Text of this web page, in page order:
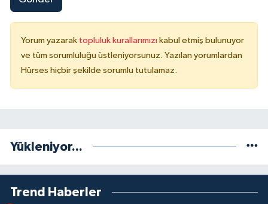
Yorum yazarak topluluk kurallarımızı kabul etmiş bulunuyor
ve tüm sorumluluğu üstleniyorsunuz. Yazılan yorumlardan
Hürses hiçbir şekilde sorumlu tutulamaz.
Yükleniyor...
Trend Haberler